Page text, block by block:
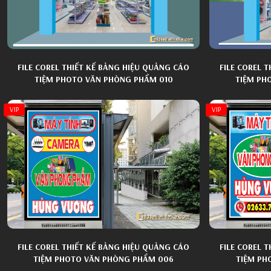
Áo Sơ Mi
Áo Dài Phụ
Áo Dài
Áo Dài
Ảnh Thẻ
Ghép Trẻ Em
Khung Ảnh
Sơ Đồ Phác
Cửa Hàng Tổng Hợp
Bảng Hiệu
Nội Thất Gia Dụng
Ôtô Xe Máy
An Toàn Giao Thông
FILE COREL THIẾT KẾ BẢNG HIỆU QUẢNG CÁO
TIỆM PHOTO VĂN PHÒNG PHẨM 010
FILE COREL
TIỆM
VIP
FILE COREL THIẾT KẾ BẢNG HIỆU QUẢNG CÁO
TIỆM PHOTO VĂN PHÒNG PHẨM 006
VIP
FILE COREL
TIỆM